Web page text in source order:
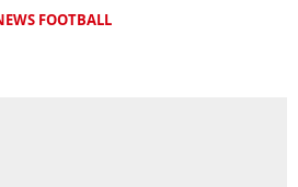
FOOTBALL